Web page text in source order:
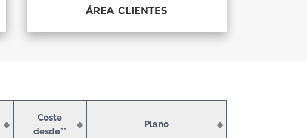
área clientes
Coste
desde**
Plano